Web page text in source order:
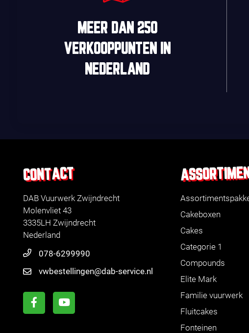
MEER DAN 250
VERKOOPPUNTEN
IN
NEDERLAND
CONTACT
DAB Vuurwerk Zwijndrecht
Molenvliet 43
3335LH Zwijndrecht
Nederland
078-6299990
vwbestellingen@dab-service.nl
Cakeboxen
Cakes
Categorie 1
Compounds
Elite Mark
Familie vuurwerk
Fluitcakes
Fonteinen